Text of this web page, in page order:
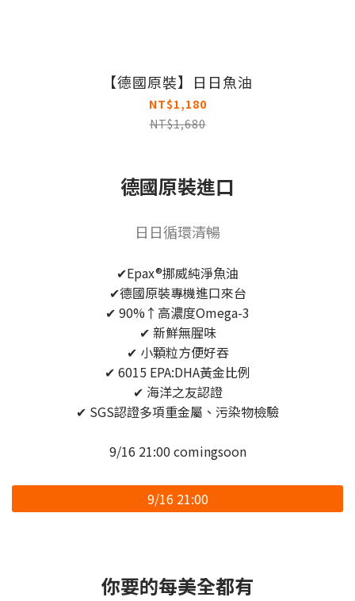
【德國原裝】日日魚油
NT$1,180
NT$1,680
德國原裝進口
日日循環清暢
✔Epax®挪威純淨魚油
✔德國原裝專機進口來台
✔ 90%↑高濃度Omega-3
✔ 新鮮無腥味
✔ 小顆粒方便好吞
✔ 6015 EPA:DHA黃金比例
✔ 海洋之友認證
✔ SGS認證多項重金屬、污染物檢驗
9/16 21:00 comingsoon
9/16 21:00
你要的每美全都有